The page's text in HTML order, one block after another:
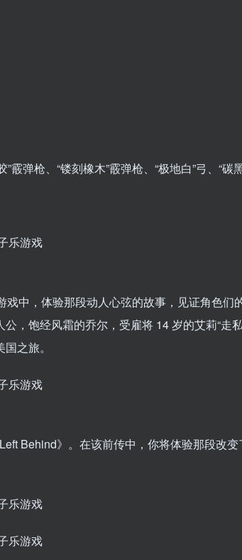
弹枪、“镂刻橡木”霰弹枪、“极地白”弓、“碳黑
中，体验那段动人心弦的故事，见证角色们的
，饱经风霜的乔尔，受雇将 14 岁的艾莉“走私
之旅。
Behind》。在该前传中，你将体验那段改